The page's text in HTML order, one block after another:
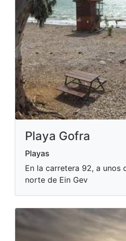
Playa Gofra
Playas
En la carretera 92, a unos
norte de Ein Gev